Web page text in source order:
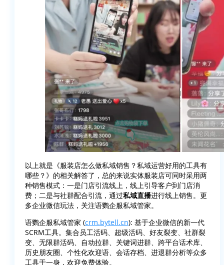
以上就是《服装店怎么做私域销售？私域运营好用的工具有
哪些？》的相关解答了，总的来说实体服装店可同时采用两
种销售模式：一是门店引流线上，线上引导客户到门店消
费；二是与社群配合引流，通过私域直播进行线上销售。更
多企业微信玩法，关注语鹦企服私域管家。
语鹦企服私域管家 (crm.bytell.cn): 基于企业微信的新一代
SCRM工具。集合员工活码、超级活码、好友裂变、社群裂
变、无限群活码、自动拉群、关键词进群、跨平台话术库、
历史朋友圈、个性化欢迎语、会话存档、进退群分析等众多
工具于一身，欢迎免费体验。